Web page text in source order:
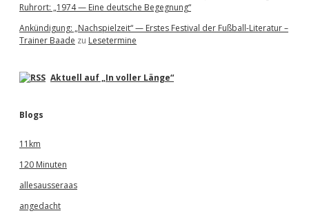
Ruhrort: „1974 — Eine deutsche Begegnung“
Ankündigung: „Nachspielzeit“ — Erstes Festival der Fußball-Literatur –
Trainer Baade zu Lesetermine
Aktuell auf „In voller Länge“
Blogs
11km
120 Minuten
allesausseraas
angedacht